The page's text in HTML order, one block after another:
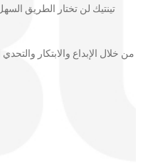
تينتيك لن تختار الطريق
من خلال الإبداع والابتكار